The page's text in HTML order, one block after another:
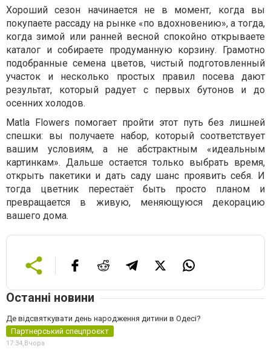
Хороший сезон начинается не в момент, когда вы
покупаете рассаду на рынке «по вдохновению», а тогда,
когда зимой или ранней весной спокойно открываете
каталог и собираете продуманную корзину. Грамотно
подобранные семена цветов, чистый подготовленный
участок и несколько простых правил посева дают
результат, который радует с первых бутонов и до
осенних холодов.
Matla Flowers помогает пройти этот путь без лишней
спешки: вы получаете набор, который соответствует
вашим условиям, а не абстрактным «идеальным
картинкам». Дальше остается только выбрать время,
открыть пакетики и дать саду шанс проявить себя. И
тогда цветник перестаёт быть просто планом и
превращается в живую, меняющуюся декорацию
вашего дома.
Останні новини
Де відсвяткувати день народження дитини в Одесі?
Партнерський спецпроєкт
17:34, Вчора